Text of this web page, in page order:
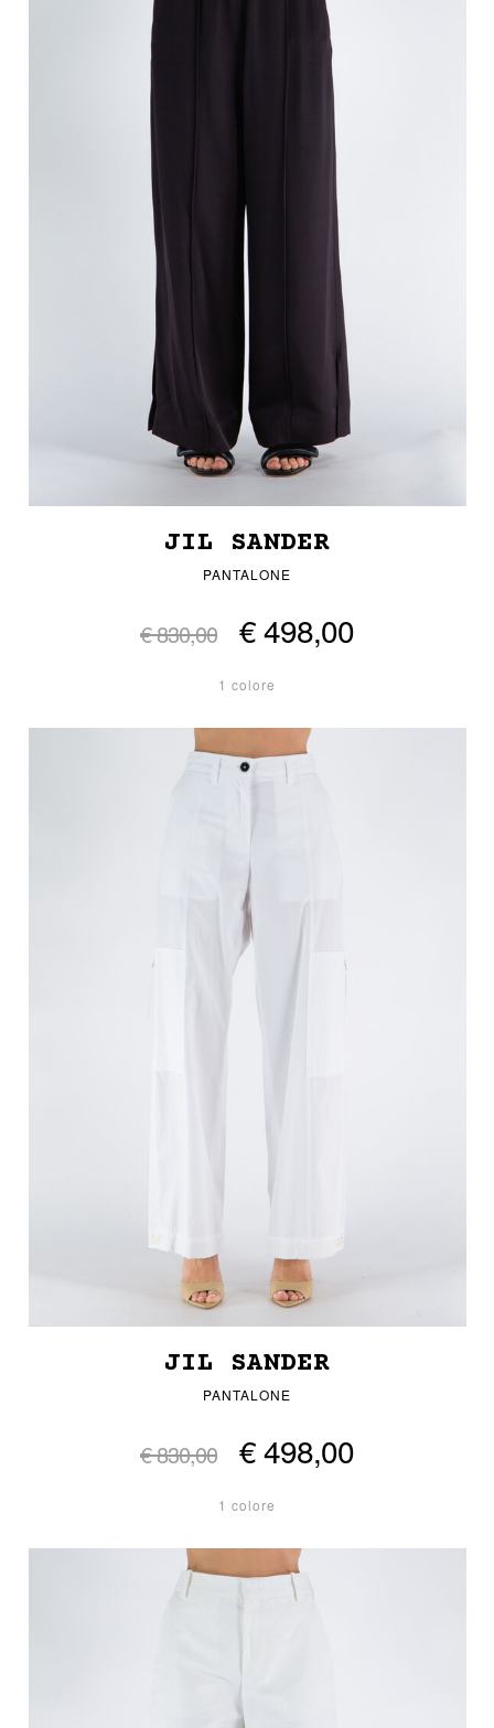
JIL SANDER
PANTALONE
€ 830,00 € 498,00
1 colore
JIL SANDER
PANTALONE
€ 830,00 € 498,00
1 colore